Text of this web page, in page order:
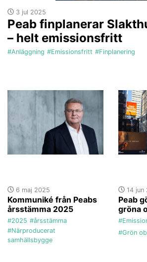
3 jul 2025
Peab finplanerar
– helt emissionsfritt
#Anläggning #Emissionsfritt #Finplanering
6 maj 2025
Kommuniké från Peabs
årsstämma 2025
#2025 #årsstämma
#Närproducerat
samhällsbygge
14 jun
Peab
gröna
#Grön